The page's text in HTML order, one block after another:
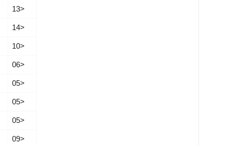
13­­>
14­­>
10­­>
06­­>
05­­>
05­­>
05­­>
09­­>